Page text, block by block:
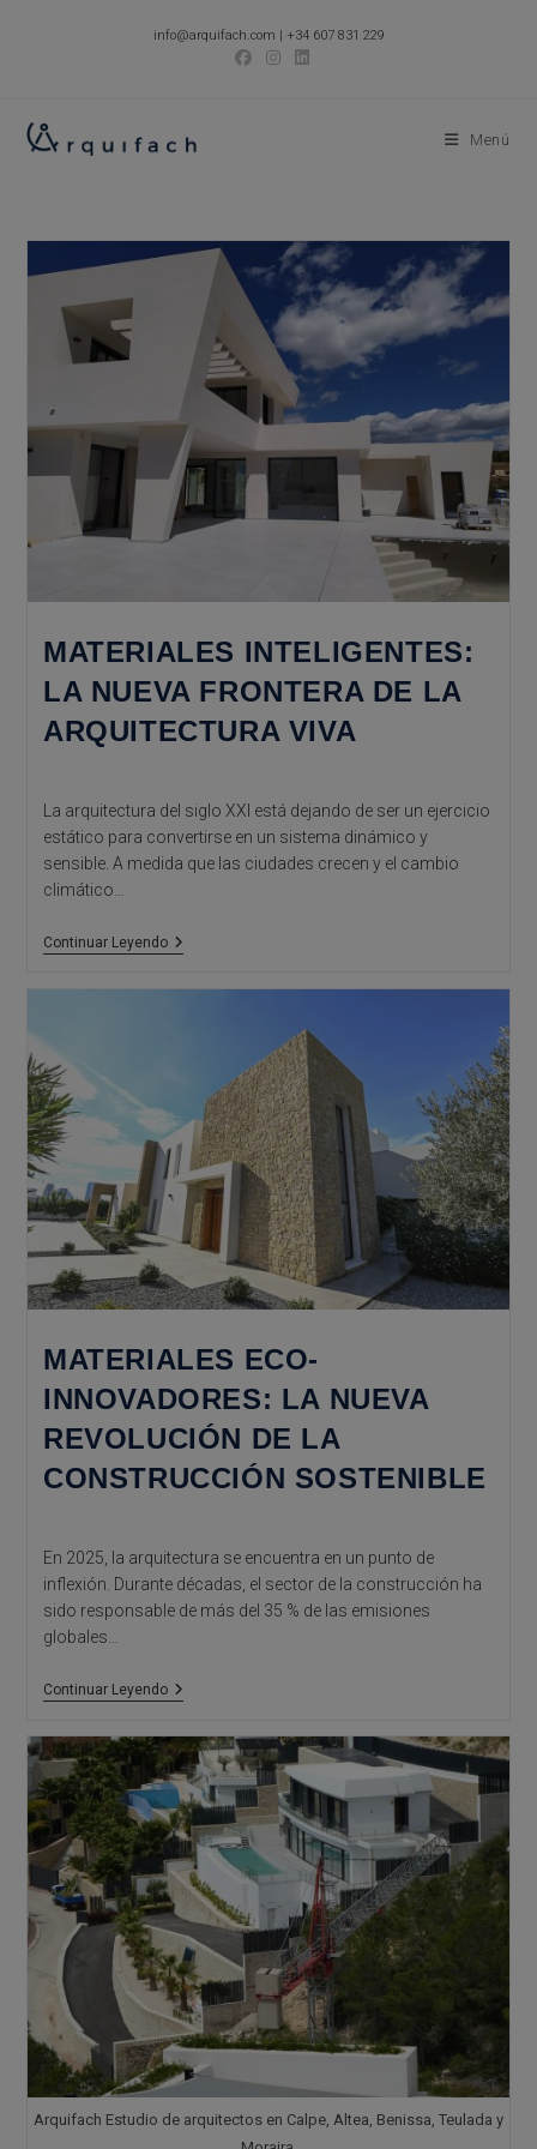
info@arquifach.com | +34 607 831 229
Menú
MATERIALES INTELIGENTES:
LA NUEVA FRONTERA DE LA
ARQUITECTURA VIVA
La arquitectura del siglo XXI está dejando de ser un ejercicio
estático para convertirse en un sistema dinámico y
sensible. A medida que las ciudades crecen y el cambio
climático…
Continuar LeyendoMateriales
Arquitectura
MATERIALES ECO-
INNOVADORES: LA NUEVA
REVOLUCIÓN DE LA
CONSTRUCCIÓN SOSTENIBLE
En 2025, la arquitectura se encuentra en un punto de
inflexión. Durante décadas, el sector de la construcción ha
sido responsable de más del 35 % de las emisiones
globales…
Continuar LeyendoMateriales
La
Nueva
Revolución
De
La
Construcción
Sostenible
Arquifach Estudio de arquitectos en Calpe, Altea, Benissa, Teulada y